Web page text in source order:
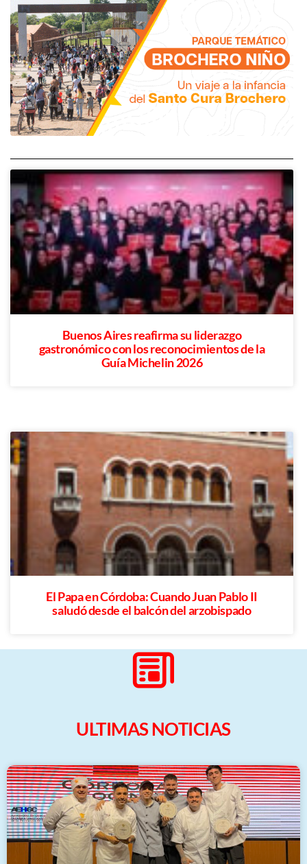
Buenos Aires reafirma su liderazgo
gastronómico con los reconocimientos de la
Guía Michelin 2026
El Papa en Córdoba: Cuando Juan Pablo II
saludó desde el balcón del arzobispado
ULTIMAS NOTICIAS